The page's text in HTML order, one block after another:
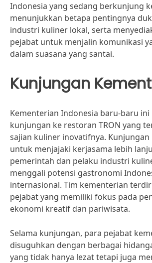
Indonesia yang sedang berkunjung
menunjukkan betapa pentingnya
industri kuliner lokal, serta
pejabat untuk menjalin komunikasi
dalam suasana yang santai.
Kunjungan
Kementerian Indonesia baru-baru ini
kunjungan ke restoran TRON yang
sajian kuliner inovatifnya.
untuk menjajaki kerjasama lebih
pemerintah dan pelaku industri
menggali potensi gastronomi
internasional. Tim kementerian
pejabat yang memiliki fokus pada
ekonomi kreatif dan pariwisata.
Selama kunjungan, para pejabat
disuguhkan dengan berbagai
yang tidak hanya lezat tetapi juga